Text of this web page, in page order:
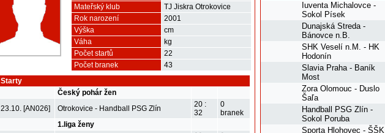
Mateřský klub
TJ Jiskra Otrokovice
Rok narození
2001
Výška
cm
Váha
kg
Počet startů
22
Počet branek
43
Starty
Český pohár žen
23.10. [AN026]
Otrokovice - Handball PSG Zlín
20 :
32
0
branek
1.liga ženy
Iuventa Michalovce -
Sokol Písek
Dunajská Streda -
Bánovce n.B.
SHK Veselí n.M. - HK
Hodonín
Slavia Praha - Baník
Most
Zora Olomouc - Duslo
Šaľa
Handball PSG Zlín -
Sokol Poruba
Sporta Hlohovec - ŠŠK